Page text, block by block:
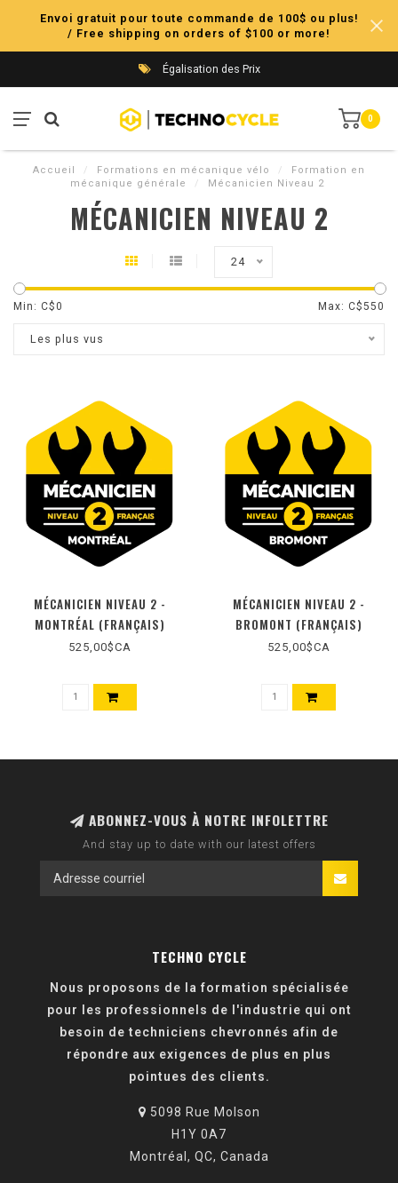
Envoi gratuit pour toute commande de 100$ ou plus!
/ Free shipping on orders of $100 or more!
Égalisation des Prix
0
Accueil / Formations en mécanique vélo /
Formation en
mécanique générale
/ Mécanicien Niveau 2
MÉCANICIEN NIVEAU 2
24
Min: C$0 Max: C$550
Les plus vus
MÉCANICIEN NIVEAU 2 -
MONTRÉAL (FRANÇAIS)
525,00$CA
MÉCANICIEN NIVEAU 2 -
BROMONT (FRANÇAIS)
525,00$CA
ABONNEZ-VOUS À NOTRE INFOLETTRE
And stay up to date with our latest offers
TECHNO CYCLE
Nous proposons de la formation spécialisée
pour les professionnels de l'industrie qui ont
besoin de techniciens chevronnés afin de
répondre aux exigences de plus en plus
pointues des clients.
5098 Rue Molson
H1Y 0A7
Montréal, QC, Canada